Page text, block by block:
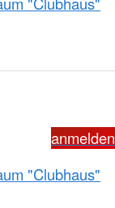
anmelden
"Clubhaus"